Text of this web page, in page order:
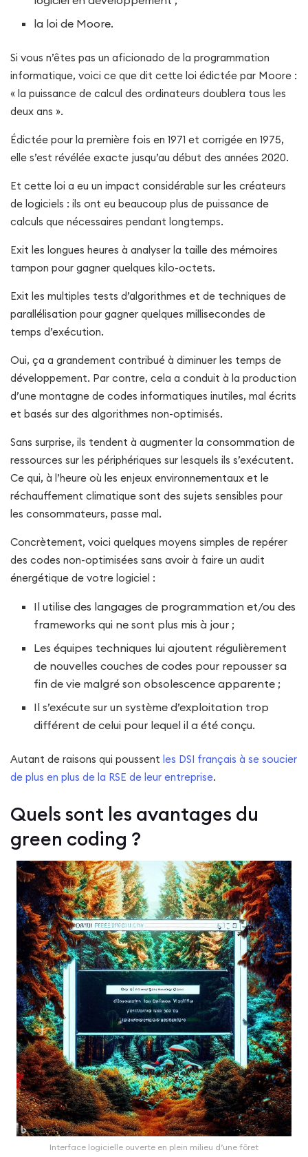
la loi de Moore.
Si vous n’êtes pas un aficionado de la programmation
informatique, voici ce que dit cette loi édictée par Moore :
« la puissance de calcul des ordinateurs doublera tous les
deux ans ».
Édictée pour la première fois en 1971 et corrigée en 1975,
elle s’est révélée exacte jusqu’au début des années 2020.
Et cette loi a eu un impact considérable sur les créateurs
de logiciels : ils ont eu beaucoup plus de puissance de
calculs que nécessaires pendant longtemps.
Exit les longues heures à analyser la taille des mémoires
tampon pour gagner quelques kilo-octets.
Exit les multiples tests d’algorithmes et de techniques de
parallélisation pour gagner quelques millisecondes de
temps d’exécution.
Oui, ça a grandement contribué à diminuer les temps de
développement. Par contre, cela a conduit à la production
d’une montagne de codes informatiques inutiles, mal écrits
et basés sur des algorithmes non-optimisés.
Sans surprise, ils tendent à augmenter la consommation de
ressources sur les périphériques sur lesquels ils s’exécutent.
Ce qui, à l’heure où les enjeux environnementaux et le
réchauffement climatique sont des sujets sensibles pour
les consommateurs, passe mal.
Concrètement, voici quelques moyens simples de repérer
des codes non-optimisées sans avoir à faire un audit
énergétique de votre logiciel :
Il utilise des langages de programmation et/ou des
frameworks qui ne sont plus mis à jour ;
Les équipes techniques lui ajoutent régulièrement
de nouvelles couches de codes pour repousser sa
fin de vie malgré son obsolescence apparente ;
Il s’exécute sur un système d’exploitation trop
différent de celui pour lequel il a été conçu.
Autant de raisons qui poussent les DSI français à se soucier
de plus en plus de la RSE de leur entreprise.
Quels sont les avantages du
green coding ?
Interface logicielle ouverte en plein milieu d’une fôret